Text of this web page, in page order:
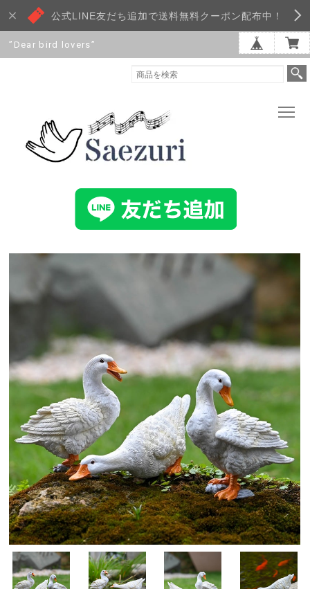
公式LINE友だち追加で送料無料クーポン配布中！
”Dear bird lovers”